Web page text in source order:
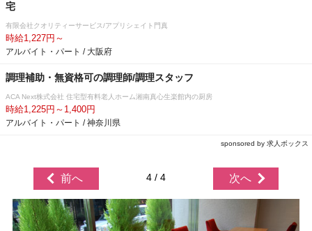
宅
有限会社クオリティーサービス/アプリシェイト門真
時給1,227円～
アルバイト・パート / 大阪府
調理補助・無資格可の調理師/調理スタッフ
ACA Next株式会社 住宅型有料老人ホーム湘南真心生楽館内の厨房
時給1,225円～1,400円
アルバイト・パート / 神奈川県
sponsored by 求人ボックス
前へ 4 / 4 次へ